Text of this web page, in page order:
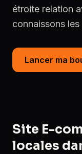
étroite relation
connaissons
Lancer ma
Site E-
locales